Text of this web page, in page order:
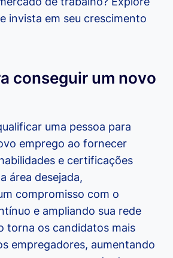
e invista em seu crescimento
conseguir um novo
uma pessoa para
emprego ao fornecer
e certificações
área desejada,
compromisso com o
e ampliando sua rede
torna os candidatos mais
empregadores, aumentando